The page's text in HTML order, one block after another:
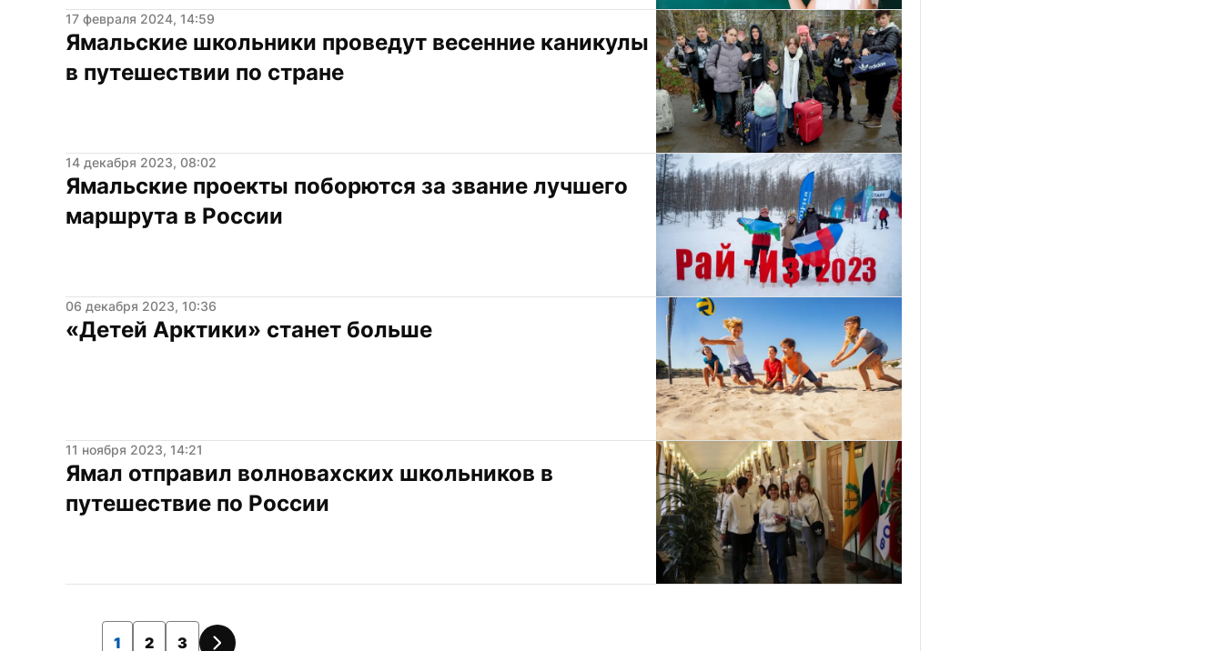
17 февраля 2024, 14:59
Ямальские школьники проведут весенние каникулы
в путешествии по стране
14 декабря 2023, 08:02
Ямальские проекты поборются за звание лучшего
маршрута в России
06 декабря 2023, 10:36
«Детей Арктики» станет больше
11 ноября 2023, 14:21
Ямал отправил волновахских школьников в
путешествие по России
1 2 3